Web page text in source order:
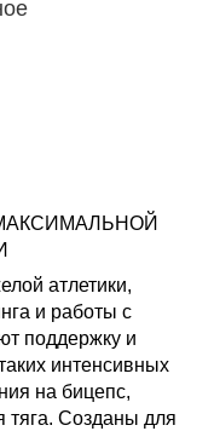
атлетики,
и работы с
поддержку и
интенсивных
на бицепс,
тяга. Созданы для